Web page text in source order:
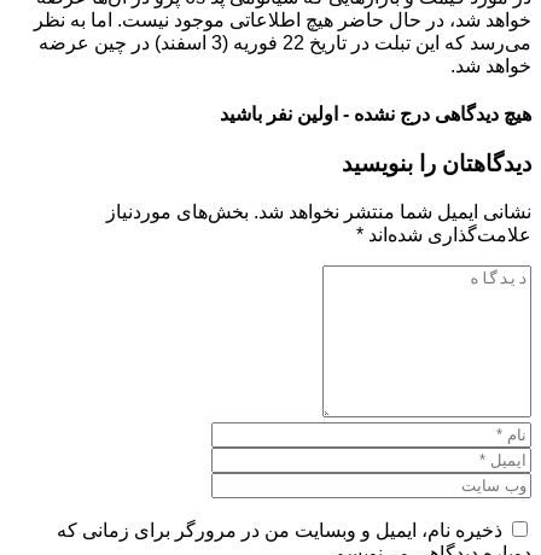
خواهد شد، در حال حاضر هیچ اطلاعاتی موجود نیست. اما به نظر
می‌رسد که این تبلت در تاریخ 22 فوریه (3 اسفند) در چین عرضه
خواهد شد.
هیچ دیدگاهی درج نشده - اولین نفر باشید
دیدگاهتان را بنویسید
نشانی ایمیل شما منتشر نخواهد شد. بخش‌های موردنیاز
علامت‌گذاری شده‌اند *
ذخیره نام، ایمیل و وبسایت من در مرورگر برای زمانی که